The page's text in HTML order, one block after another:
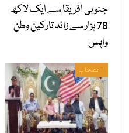
جنوبی افریقا سے ایک لاکھ
78 ہزار سے زائد تارکین وطن
واپس
انتخاب